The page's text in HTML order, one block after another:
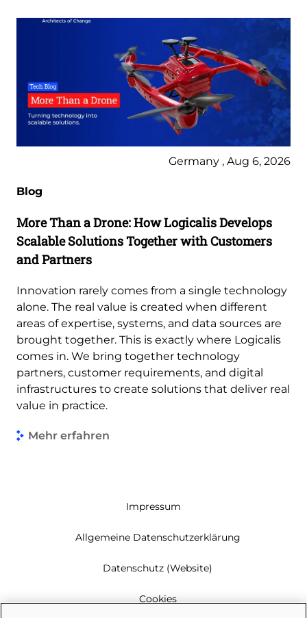
Germany , Aug 6, 2026
Blog
More Than a Drone: How Logicalis Develops
Scalable Solutions Together with Customers
and Partners
Innovation rarely comes from a single technology
alone. The real value is created when different
areas of expertise, systems, and data sources are
brought together. This is exactly where Logicalis
comes in. We bring together technology
partners, customer requirements, and digital
infrastructures to create solutions that deliver real
value in practice.
Mehr erfahren
Impressum
Allgemeine Datenschutzerklärung
Datenschutz (Website)
Cookies